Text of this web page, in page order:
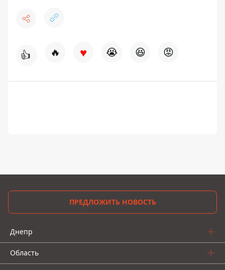
👍 🔥 ♥ 😭 😆 😡
ПРЕДЛОЖИТЬ НОВОСТЬ
Днепр
Область